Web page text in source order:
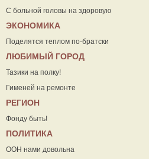
С больной головы на здоровую
ЭКОНОМИКА
Поделятся теплом по-братски
ЛЮБИМЫЙ ГОРОД
Тазики на полку!
Гименей на ремонте
РЕГИОН
Фонду быть!
ПОЛИТИКА
ООН нами довольна